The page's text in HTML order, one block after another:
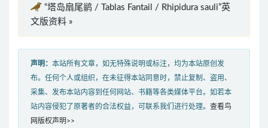
“塔岛扇尾鹟 / Tablas Fantail / Rhipidura sauli”英
文版资料 »
声明： 本站所有文章，如无特殊说明或标注，均为本站原创发
布。任何个人或组织，在未征得本站同意时，禁止复制、盗用、
采集、发布本站内容到任何网站、书籍等各类媒体平台。如若本
站内容侵犯了原著者的合法权益，可联系我们进行处理。 查看鸟
网版权声明>>